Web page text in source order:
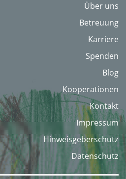
Über uns
Betreuung
Karriere
Spenden
Blog
Kooperationen
Kontakt
Impressum
Hinweisgeberschutz
Datenschutz